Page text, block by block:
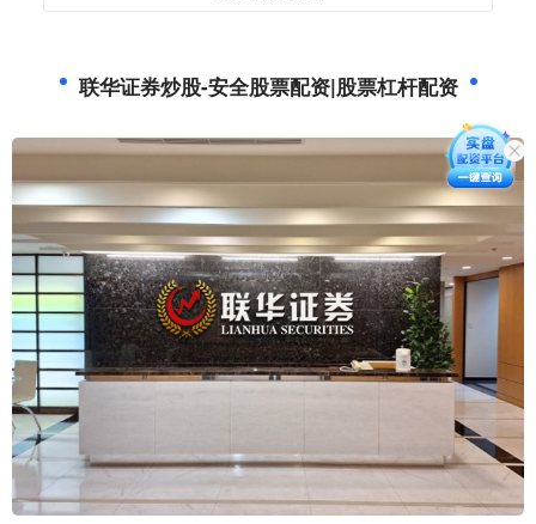
联华证券炒股-安全股票配资|股票杠杆配资